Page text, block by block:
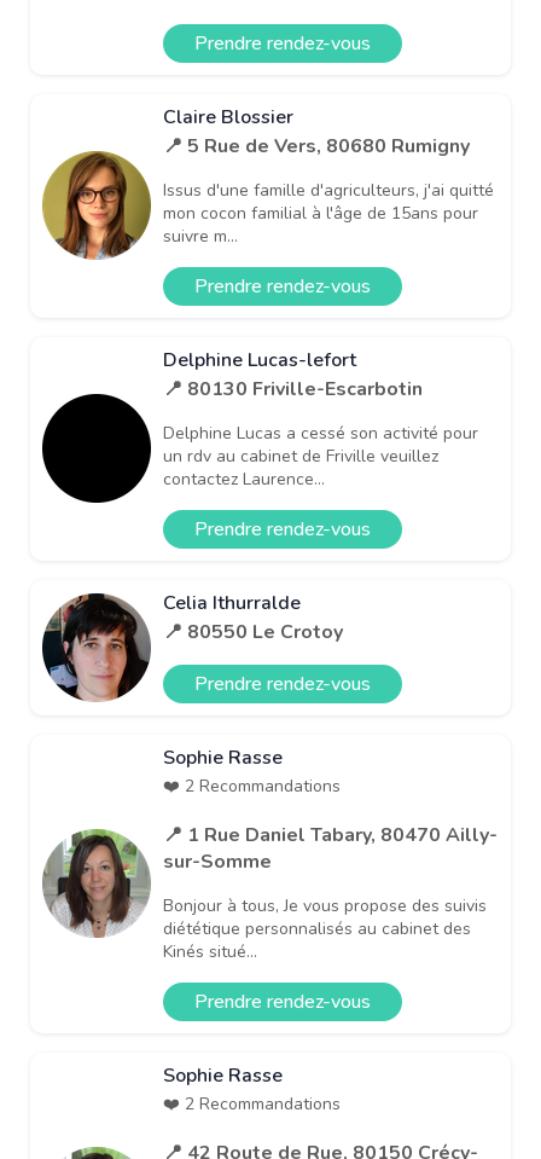
Prendre rendez-vous
Claire Blossier
📍 5 Rue de Vers, 80680 Rumigny
Issus d'une famille d'agriculteurs, j'ai quitté
mon cocon familial à l'âge de 15ans pour
suivre m...
Prendre rendez-vous
Delphine Lucas-lefort
📍 80130 Friville-Escarbotin
Delphine Lucas a cessé son activité pour
un rdv au cabinet de Friville veuillez
contactez Laurence...
Prendre rendez-vous
Celia Ithurralde
📍 80550 Le Crotoy
Prendre rendez-vous
Sophie Rasse
❤️ 2 Recommandations
📍 1 Rue Daniel Tabary, 80470 Ailly-
sur-Somme
Bonjour à tous, Je vous propose des suivis
diététique personnalisés au cabinet des
Kinés situé...
Prendre rendez-vous
Sophie Rasse
❤️ 2 Recommandations
📍 42 Route de Rue, 80150 Crécy-